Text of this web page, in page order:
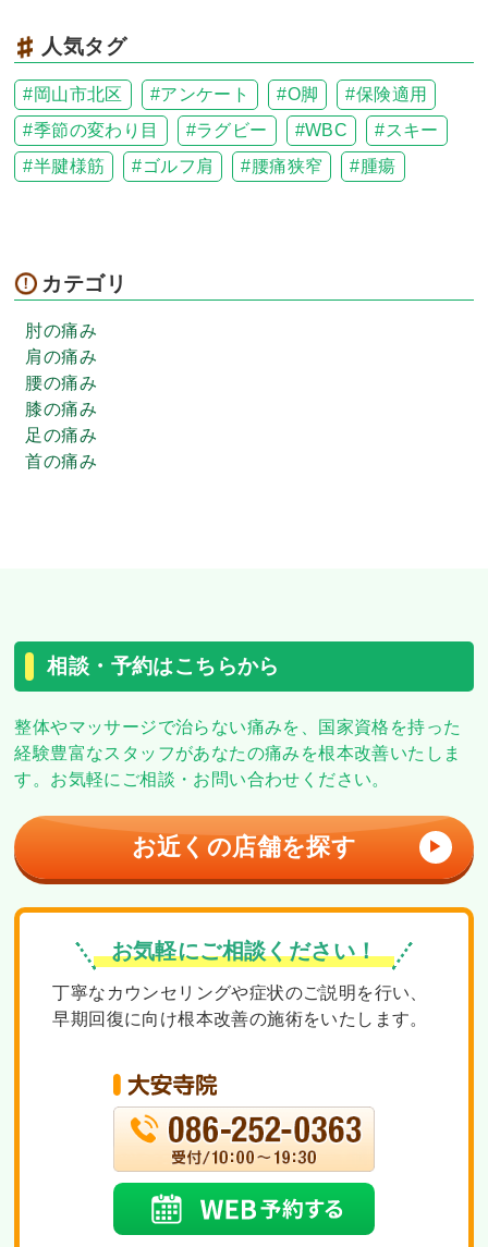
人気タグ
岡山市北区 アンケート O脚
保険適用
季節の変わり目
ラグビー WBC
スキー
半腱様筋
ゴルフ肩 腰痛狭窄 腫瘍
カテゴリ
肘の痛み
肩の痛み
腰の痛み
膝の痛み
足の痛み
首の痛み
相談・予約はこちらから
整体やマッサージで治らない痛みを、
国家資格を持った
経験豊富なスタッフがあなたの痛みを根本改善いたしま
す。 お気軽にご相談・お問い合わせください。
お近くの店舗を探す ▶
お気軽にご相談ください！
丁寧なカウンセリングや症状のご説明を行い、
早期回復に向け根本改善の施術をいたします。